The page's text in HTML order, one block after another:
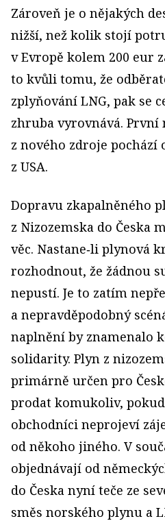
Zároveň je o nějakých
nižší, než kolik stojí
v Evropě kolem 200 eur
to kvůli tomu, že
zplyňování LNG, pak se
zhruba vyrovnává. První
z nového zdroje pochází
z USA.
Dopravu zkapalněného
z Nizozemska do Česka
věc. Nastane‑li plynová
rozhodnout, že žádnou
nepustí. Je to zatím
a nepravděpodobný
naplnění by znamenalo
solidarity. Plyn z
primárně určen pro
prodat komukoliv,
obchodníci neprojeví
od někoho jiného. V
objednávají od
do Česka nyní teče ze
směs norského plynu a